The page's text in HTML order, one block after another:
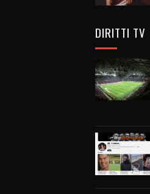
DIRITTI TV